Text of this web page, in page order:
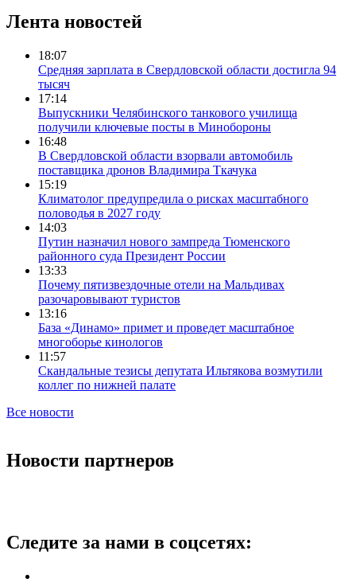
Лента новостей
18:07
Средняя зарплата в Свердловской области достигла 94
тысяч
17:14
Выпускники Челябинского танкового училища
получили ключевые посты в Минобороны
16:48
В Свердловской области взорвали автомобиль
поставщика дронов Владимира Ткачука
15:19
Климатолог предупредила о рисках масштабного
половодья в 2027 году
14:03
Путин назначил нового зампреда Тюменского
районного суда Президент России
13:33
Почему пятизвездочные отели на Мальдивах
разочаровывают туристов
13:16
База «Динамо» примет и проведет масштабное
многоборье кинологов
11:57
Скандальные тезисы депутата Ильтякова возмутили
коллег по нижней палате
Все новости
Новости партнеров
Следите за нами в соцсетях: